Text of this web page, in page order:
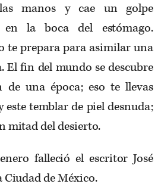
manos y cae un golpe
en la boca del estómago.
te prepara para asimilar una
El fin del mundo se descubre
una época; eso te llevas
este temblar de piel desnuda;
mitad del desierto.
falleció el escritor José
Ciudad de México.